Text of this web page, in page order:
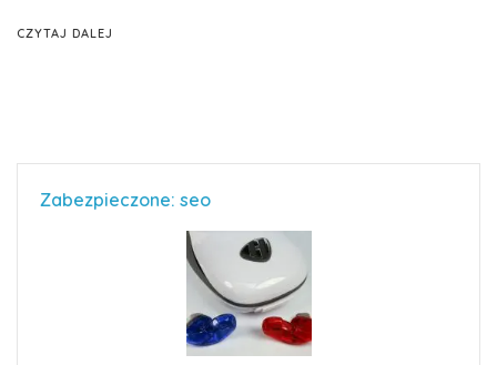
CZYTAJ DALEJ
Zabezpieczone: seo